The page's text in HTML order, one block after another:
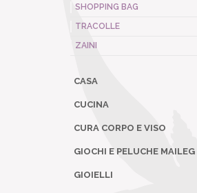
SHOPPING BAG
TRACOLLE
ZAINI
CASA
CUCINA
CURA CORPO E VISO
GIOCHI E PELUCHE MAILEG
GIOIELLI